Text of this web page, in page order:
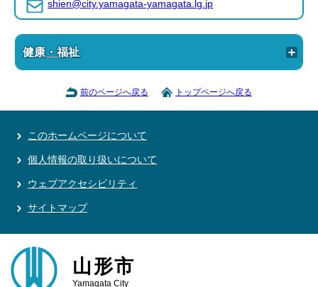
shien@city.yamagata-yamagata.lg.jp
健康・福祉
前のページへ戻る トップページへ戻る
このホームページについて
個人情報の取り扱いについて
ウェブアクセシビリティ
サイトマップ
山形市
Yamagata City